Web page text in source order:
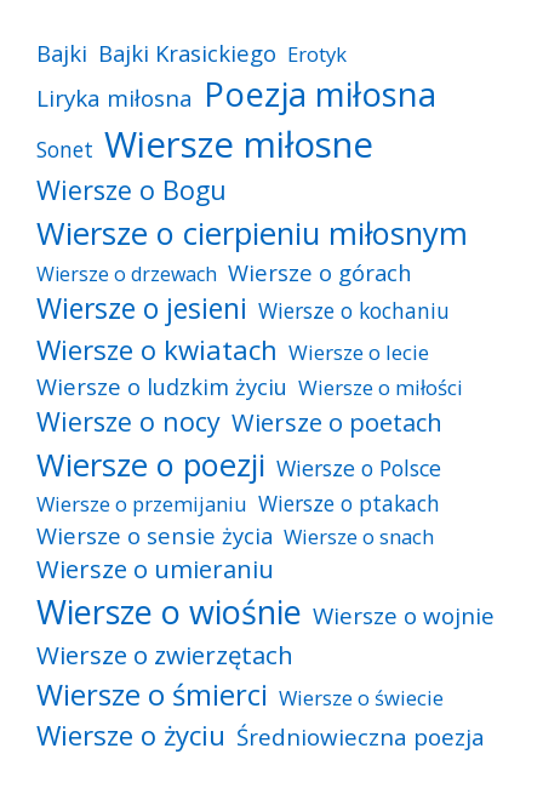
Bajki Bajki Krasickiego Erotyk
Liryka miłosna Poezja miłosna
Sonet Wiersze miłosne
Wiersze o Bogu
Wiersze o cierpieniu miłosnym
Wiersze o drzewach Wiersze o górach
Wiersze o jesieni Wiersze o kochaniu
Wiersze o kwiatach Wiersze o lecie
Wiersze o ludzkim życiu Wiersze o miłości
Wiersze o nocy Wiersze o poetach
Wiersze o poezji Wiersze o Polsce
Wiersze o przemijaniu Wiersze o ptakach
Wiersze o sensie życia Wiersze o snach
Wiersze o umieraniu
Wiersze o wiośnie Wiersze o wojnie
Wiersze o zwierzętach
Wiersze o śmierci Wiersze o świecie
Wiersze o życiu Średniowieczna poezja